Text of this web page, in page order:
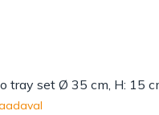
tray set Ø 35 cm, H: 15